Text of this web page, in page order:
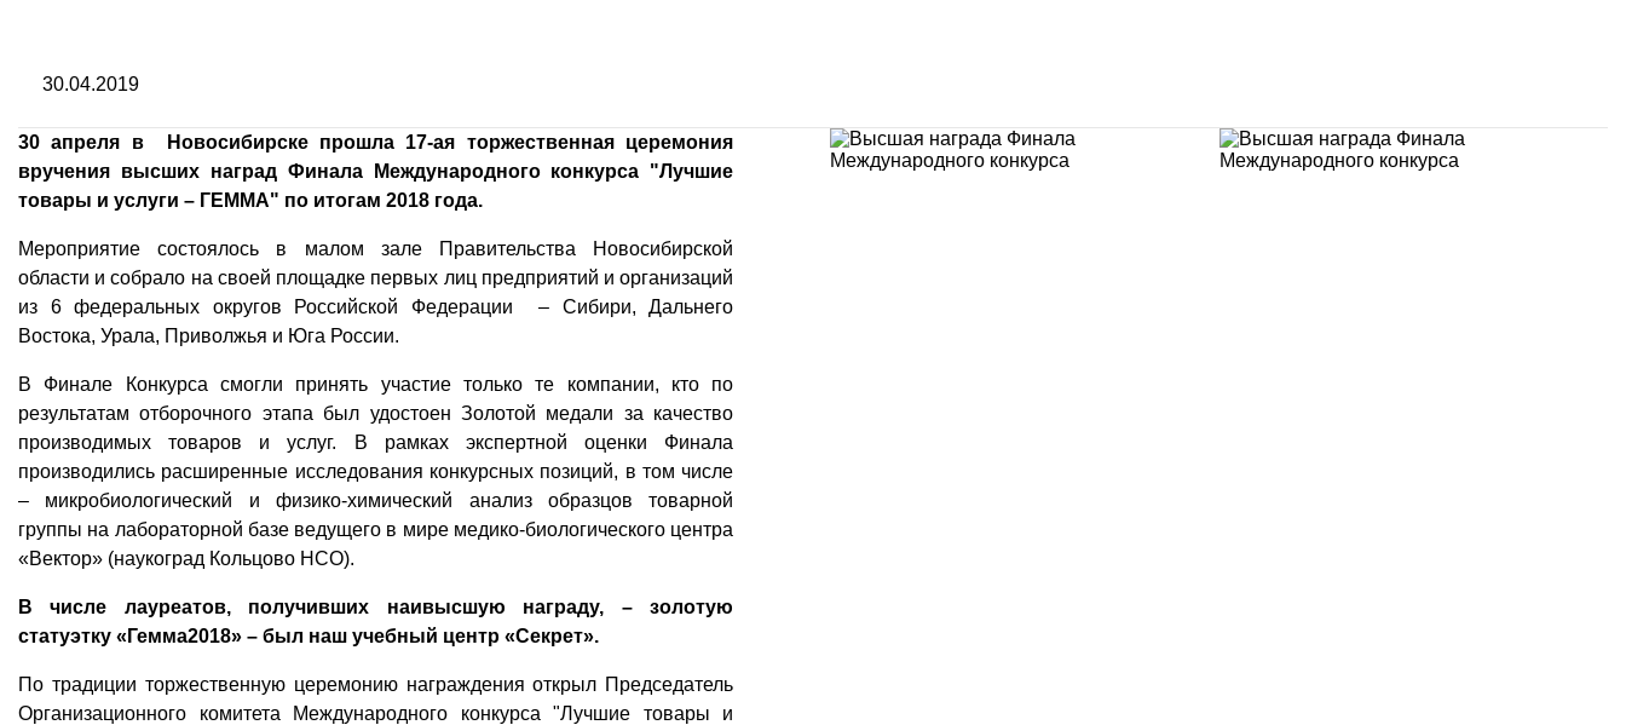
30.04.2019
30 апреля в Новосибирске прошла 17-ая торжественная церемония
вручения высших наград Финала Международного конкурса "Лучшие
товары и услуги – ГЕММА" по итогам 2018 года.
Мероприятие состоялось в малом зале Правительства Новосибирской
области и собрало на своей площадке первых лиц предприятий и организаций
из 6 федеральных округов Российской Федерации – Сибири, Дальнего
Востока, Урала, Приволжья и Юга России.
В Финале Конкурса смогли принять участие только те компании, кто по
результатам отборочного этапа был удостоен Золотой медали за качество
производимых товаров и услуг. В рамках экспертной оценки Финала
производились расширенные исследования конкурсных позиций, в том числе
– микробиологический и физико-химический анализ образцов товарной
группы на лабораторной базе ведущего в мире медико-биологического центра
«Вектор» (наукоград Кольцово НСО).
В числе лауреатов, получивших наивысшую награду, – золотую
статуэтку «Гемма2018» – был наш учебный центр «Секрет».
По традиции торжественную церемонию награждения открыл Председатель
Организационного комитета Международного конкурса "Лучшие товары и